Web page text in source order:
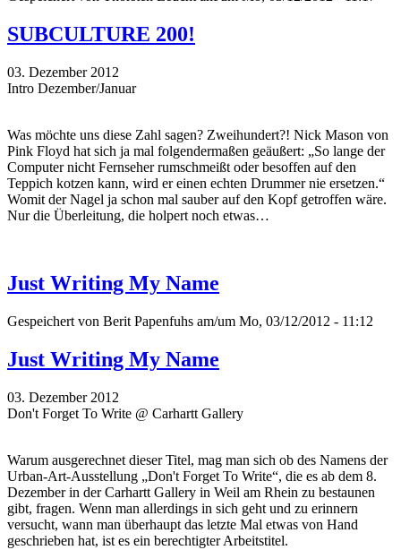
SUBCULTURE 200!
03. Dezember 2012
Intro Dezember/Januar
Was möchte uns diese Zahl sagen? Zweihundert?! Nick Mason von
Pink Floyd hat sich ja mal folgendermaßen geäußert: „So lange der
Computer nicht Fernseher rumschmeißt oder besoffen auf den
Teppich kotzen kann, wird er einen echten Drummer nie ersetzen.“
Womit der Nagel ja schon mal sauber auf den Kopf getroffen wäre.
Nur die Überleitung, die holpert noch etwas…
Just Writing My Name
Gespeichert von Berit Papenfuhs am/um Mo, 03/12/2012 - 11:12
Just Writing My Name
03. Dezember 2012
Don't Forget To Write @ Carhartt Gallery
Warum ausgerechnet dieser Titel, mag man sich ob des Namens der
Urban-Art-Ausstellung „Don't Forget To Write“, die es ab dem 8.
Dezember in der Carhartt Gallery in Weil am Rhein zu bestaunen
gibt, fragen. Wenn man allerdings in sich geht und zu erinnern
versucht, wann man überhaupt das letzte Mal etwas von Hand
geschrieben hat, ist es ein berechtigter Arbeitstitel.